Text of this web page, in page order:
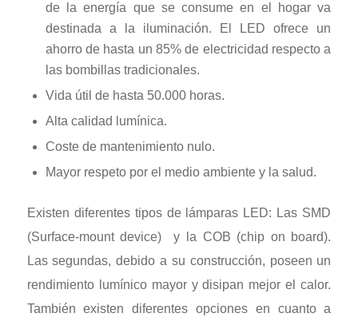
de la energía que se consume en el hogar va
destinada a la iluminación. El LED ofrece un
ahorro de hasta un 85% de electricidad respecto a
las bombillas tradicionales.
Vida útil de hasta 50.000 horas.
Alta calidad lumínica.
Coste de mantenimiento nulo.
Mayor respeto por el medio ambiente y la salud.
Existen diferentes tipos de lámparas LED: Las SMD
(Surface-mount device) y la COB (chip on board).
Las segundas, debido a su construcción, poseen un
rendimiento lumínico mayor y disipan mejor el calor.
También existen diferentes opciones en cuanto a